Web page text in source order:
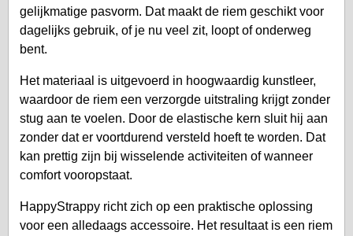
gelijkmatige pasvorm. Dat maakt de riem geschikt voor
dagelijks gebruik, of je nu veel zit, loopt of onderweg
bent.
Het materiaal is uitgevoerd in hoogwaardig kunstleer,
waardoor de riem een verzorgde uitstraling krijgt zonder
stug aan te voelen. Door de elastische kern sluit hij aan
zonder dat er voortdurend versteld hoeft te worden. Dat
kan prettig zijn bij wisselende activiteiten of wanneer
comfort vooropstaat.
HappyStrappy richt zich op een praktische oplossing
voor een alledaags accessoire. Het resultaat is een riem